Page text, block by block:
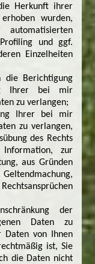
Herkunft ihrer
wurden,
Profiling und ggf.
Einzelheiten
die Berichtigung
Ihrer bei mir
zu verlangen;
Ihrer bei mir
zu verlangen,
des Rechts
zur
aus Gründen
der
Daten zu
Daten von Ihnen
ist, Sie
die Daten nicht